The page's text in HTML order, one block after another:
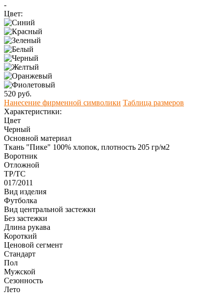
-
Цвет:
520 руб.
Нанесение фирменной символики Таблица размеров
Характеристики:
Цвет
Черный
Основной материал
Ткань "Пике" 100% хлопок, плотность 205 гр/м2
Воротник
Отложной
ТР/ТС
017/2011
Вид изделия
Футболка
Вид центральной застежки
Без застежки
Длина рукава
Короткий
Ценовой сегмент
Стандарт
Пол
Мужской
Сезонность
Лето